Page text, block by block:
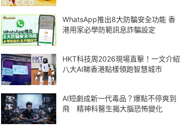
WhatsApp推出8大防騙安全功能 香
港用家必學防範訊息詐騙設定
HKT科技周2026現場直擊！一文介紹
八大AI睇香港點樣領跑智慧城市
AI短劇成新一代毒品？爆點不停爽到
飛 精神科醫生揭大腦恐怖變化